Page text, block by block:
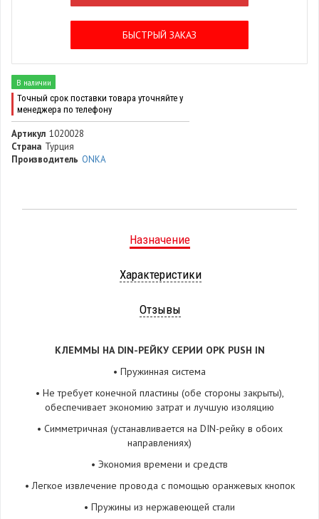
БЫСТРЫЙ ЗАКАЗ
В наличии
Точный срок поставки товара уточняйте у
менеджера по телефону
Артикул 1020028
Страна Турция
Производитель ONKA
Назначение
Характеристики
Отзывы
КЛЕММЫ НА DIN-РЕЙКУ СЕРИИ OPK PUSH IN
• Пружинная система
• Не требует конечной пластины (обе стороны закрыты),
обеспечивает экономию затрат и лучшую изоляцию
• Симметричная (устанавливается на DIN-рейку в обоих
направлениях)
• Экономия времени и средств
• Легкое извлечение провода с помощью оранжевых кнопок
• Пружины из нержавеющей стали